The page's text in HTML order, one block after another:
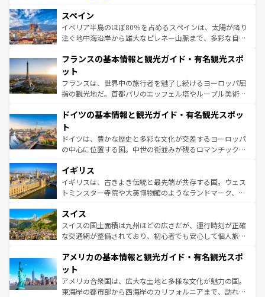
ろん、トスカーナの美しい田園風景やアマルフィ海岸の絶
景など、自然景観も見逃せない。観光の合間には、本場の
ピザやパスタなど、絶品のイタリア料理を堪能することも
ませてくれるイタリアで、忘れられない旅をしてみよう！
なお、新着のイタリア情報は
しい。
スペイン
イベリア半島のほぼ80％を占めるスペインは、太陽が降り
注ぐ地中海沿岸から雄大なピレネー山脈まで、多彩な自然
文化が根付くこの国では、情熱的なフラメンコ、熱気あふ
れる闘牛、そして美味しいタパスが生活の一部となってい
る。首都マドリードの洗練された雰囲気や、バルセロナの
アートに溢れた街角から、地方では古代ローマ遺跡や中世
せる。地方によって風土や気候が異なるスペインはその個
ンテンツ一覧 を参照してほしい。
フランスの基本情報と観光ガイド・有名観光スポ
ット
フランスは、世界中の旅行者を魅了し続けるヨーロッパ屈
指の観光地だ。首都パリのエッフェル塔やルーブル美術館
で、幅広い魅力が詰まっている。華麗な宮殿、歴史的な大
聖堂、美しいビーチ、そして豊かな自然が、訪れる者を心
から魅了する。また、フランスは美食の国としても知ら
れ、フランス料理はユネスコ無形文化遺産にも登録されて
香り高いラベンダー畑など、多彩な楽しみ方が可能だ。さ
らに、パリ以外の地域にも魅力が溢れており、どの街角に
も豊かな歴史と文化が息づいている。パリ以外の個性あふ
を参照してほしい。
ドイツの基本情報と観光ガイド・有名観光スポッ
ト
ドイツは、豊かな歴史と多彩な文化が交差するヨーロッパ
の中心に位置する国。中世の街並みが残るロマンチック街
顔を持つこの国は、どこを歩いても飽きることがない。ベ
ルリンの文化的活気、バイエルン州のアルプスの絶景、そ
してライン川沿いのワイン畑といった風景は必見。ビール
は、お酒好きな人にはぜひ体験してほしい。 なお、新着の
ドイツ情報はコンテンツ一覧を参照してほしい。
イギリス
イギリスは、古きよき伝統と最先端が共存する国。ウェス
トミンスター寺院や大英博物館のようなランドマーク、歴
リアごとに異なる魅力がある。また、優雅なアフタヌーン
ティー、ビール好きにはたまらない英国パブ、サッカー観
戦など、本場だからこそできる体験も豊富。イギリスを旅
ンツ一覧を参照してほしい。
スイス
スイスの国土面積は九州ほどの広さだが、運行時刻が正確
な交通網が整備されており、初心者でも安心して個人旅行
の建物がそのまま残る町や、スイスならではのユニークな
博物館もあり、アルプス観光だけでなく町歩きも満喫する
ことができる。国民の所得が高いため物価も高いが、旅行
者向けの交通パス提供のサービスもあり、うまく活用すれ
アメリカの基本情報と観光ガイド・有名観光スポ
ット
アメリカ合衆国は、広大な土地と多様な文化が魅力の国。
東海岸の都市部から西海岸のカリフォルニアまで、訪れる